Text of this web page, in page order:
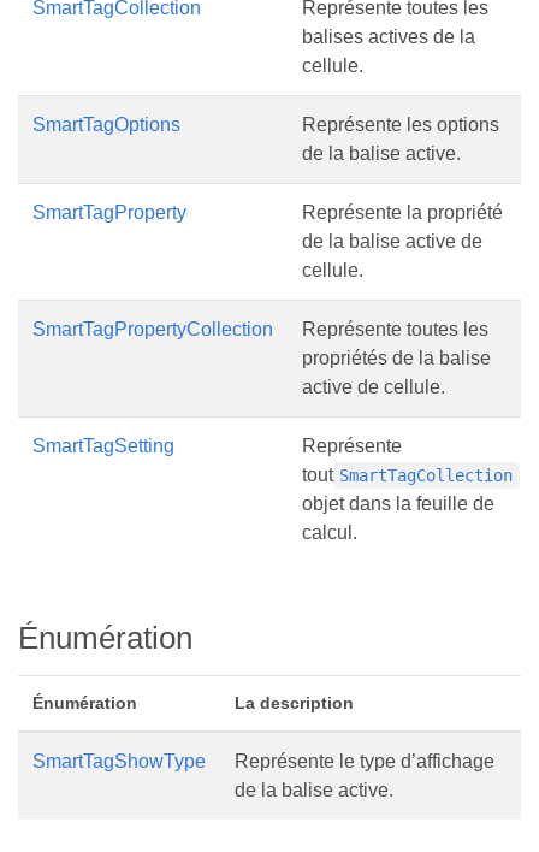
SmartTagCollection
Représente toutes les
balises actives de la
cellule.
SmartTagOptions
Représente les options
de la balise active.
SmartTagProperty
Représente la propriété
de la balise active de
cellule.
SmartTagPropertyCollection
Représente toutes les
propriétés de la balise
active de cellule.
SmartTagSetting
Représente
tout SmartTagCollection
objet dans la feuille de
calcul.
Énumération
Énumération La description
SmartTagShowType
Représente le type d’affichage
de la balise active.